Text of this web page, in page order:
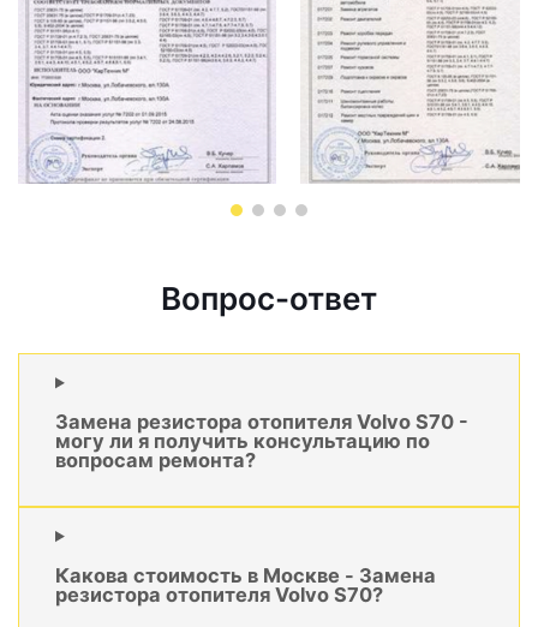
Вопрос-ответ
Замена резистора отопителя Volvo S70 -
могу ли я получить консультацию по
вопросам ремонта?
Какова стоимость в Москве - Замена
резистора отопителя Volvo S70?